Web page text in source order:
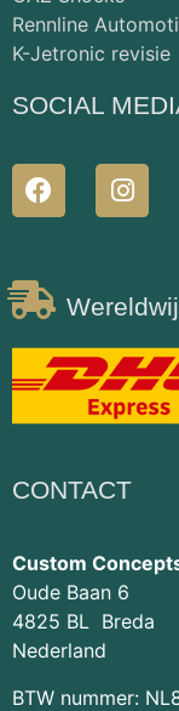
Rennline
K-Jetronic revisie
SOCIAL
CONTACT
Custom
Oude Baan 6
4825 BL Breda
Nederland
BTW nummer: